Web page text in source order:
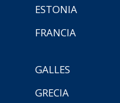
ESTONIA
FRANCIA
GALLES
GRECIA